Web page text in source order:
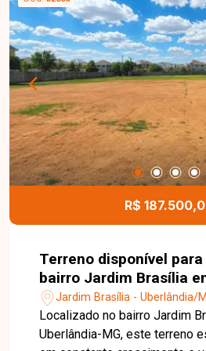
residenciais, sendo uma
construção da casa própria
em uma região com grande
valorização. Esta é uma excelente oportunidade
para adquirir um terreno no
Agende uma visita e venha
detalhes deste imóvel.
R$
Terreno disponível
bairro Jardim Brasília
MGJardim Brasília - Uberlândia/
Localizado no bairro Jardim
Uberlândia-MG, este terreno